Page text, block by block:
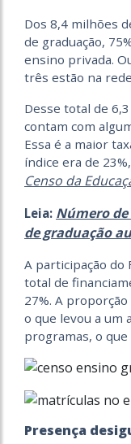
Dos 8,4 milhões
de graduação,
ensino privada.
três estão na
Desse total de
contam com
Essa é a maior
índice era de
Censo da
Leia: Número
de graduação
A participação do
total de
27%. A
o que levou a um
programas, o
Presença